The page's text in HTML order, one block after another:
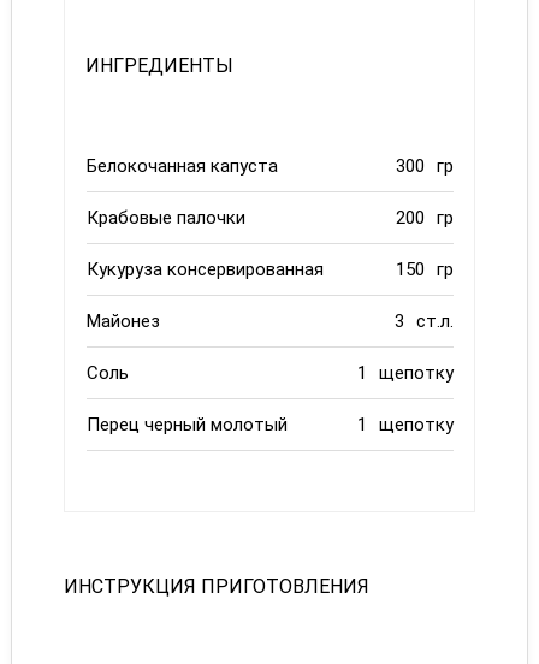
ИНГРЕДИЕНТЫ
Белокочанная капуста 300 гр
Крабовые палочки 200 гр
Кукуруза консервированная 150 гр
Майонез 3 ст.л.
Соль 1 щепотку
Перец черный молотый 1 щепотку
ИНСТРУКЦИЯ ПРИГОТОВЛЕНИЯ